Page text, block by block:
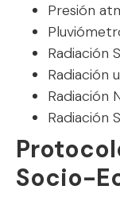
Presión
Radiación
Radiación
Radiación
Radiación
Socio-